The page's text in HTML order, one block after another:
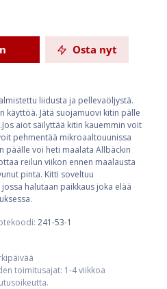
Osta nyt
liidusta ja pellevaöljystä.
käyttöä. Jätä suojamuovi kitin pälle
aiot säilyttää kitin kauemmin voit
pehmentää mikroaaltouunissa
päälle voi heti maalata Allbäckin
reilun viikon ennen maalausta
pinta. Kitti soveltuu
halutaan paikkaus joka elää
241-53-1
toimitusajat: 1-4 viikkoa